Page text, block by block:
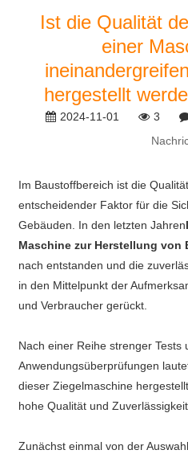
Ist die Qualität
einer
hergestellt
2024-11-01 3
Im Baustoffbereich ist die
entscheidender Faktor für die
Gebäuden. In den letzten Jahren
Maschine zur Herstellung von
nach entstanden und die
in den Mittelpunkt der
und Verbraucher gerückt.
Nach einer Reihe strenger Tests
Anwendungsüberprüfungen
dieser Ziegelmaschine
hohe Qualität und
Zunächst einmal von der